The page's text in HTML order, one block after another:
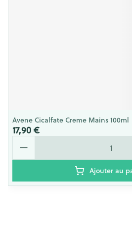
Avene Cicalfate Creme Mains 100ml
17,90 €
Quantité
Ajouter au